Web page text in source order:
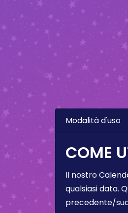
Modalità d'uso
COME
Il nostro
qualsiasi data.
precedente/